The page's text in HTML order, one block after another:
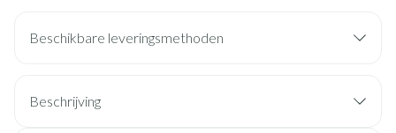
Beschikbare leveringsmethoden
Beschrijving